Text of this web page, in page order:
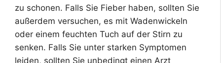
zu schonen. Falls Sie Fieber haben, sollten Sie
außerdem versuchen, es mit Wadenwickeln
oder einem feuchten Tuch auf der Stirn zu
senken. Falls Sie unter starken Symptomen
leiden, sollten Sie unbedingt einen Arzt